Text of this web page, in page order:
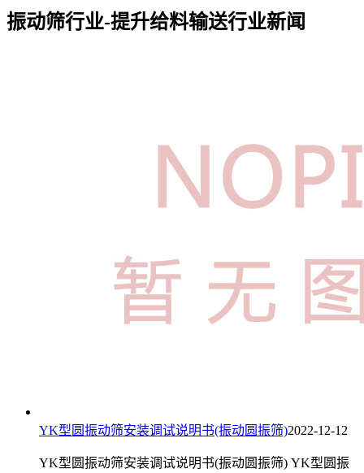
振动筛行业-提升给料输送行业新闻
YK型圆振动筛安装调试说明书(振动圆振筛)2022-12-12
YK型圆振动筛安装调试说明书(振动圆振筛) YK型圆振